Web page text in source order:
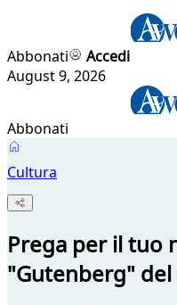
Abbonati
Accedi
August 9, 2026
Abbonati
Cultura
Prega per il tuo
"Gutenberg"